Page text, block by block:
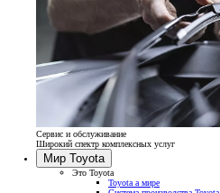
Сервис и обслуживание
Широкий спектр комплексных услуг
Мир Toyota
Это Toyota
Toyota а мире